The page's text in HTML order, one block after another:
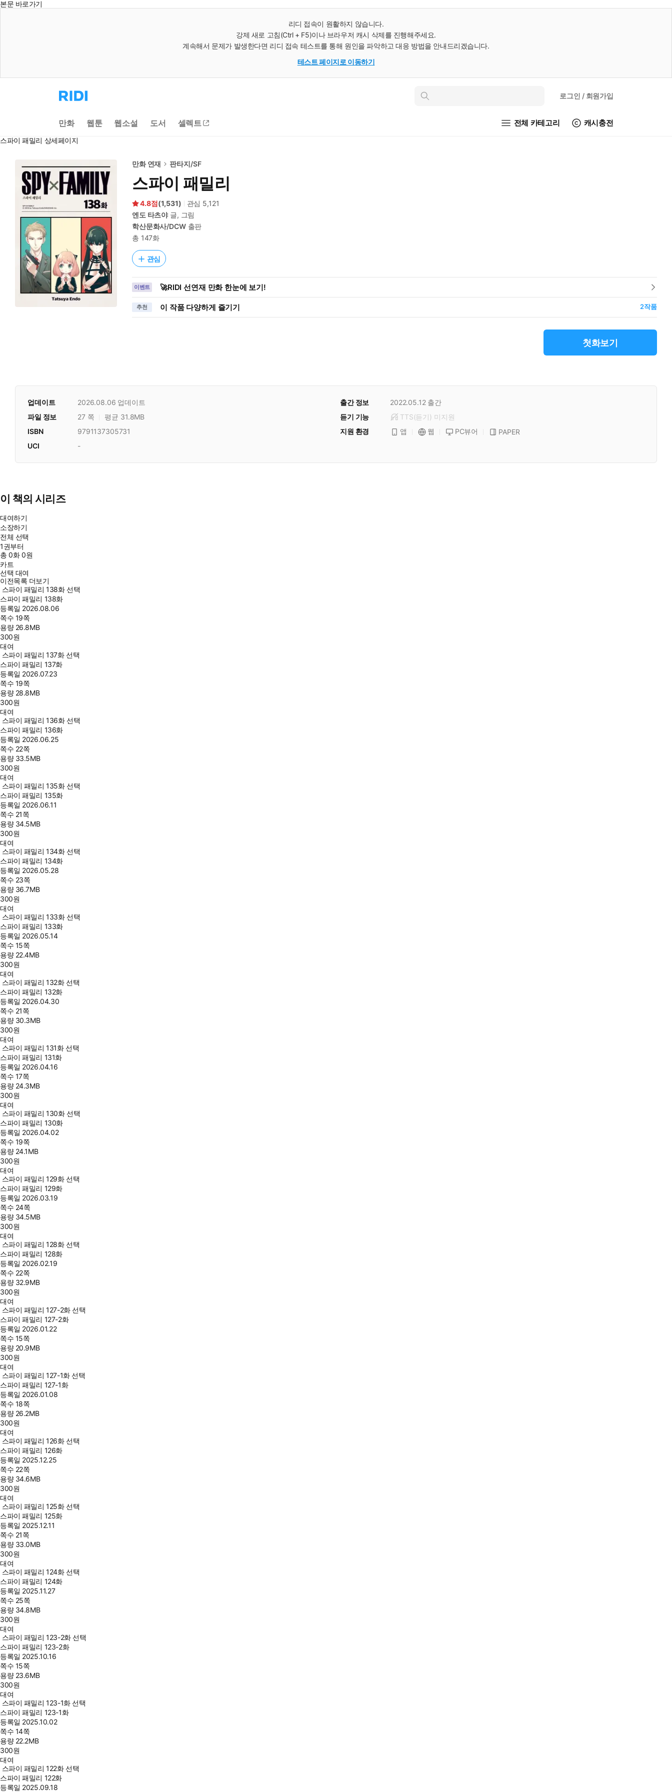
본문 바로가기
리디 접속이 원활하지 않습니다.
강제 새로 고침(Ctrl + F5)이나 브라우저 캐시 삭제를 진행해주세요.
계속해서 문제가 발생한다면 리디 접속 테스트를 통해 원인을 파악하고 대응 방법을 안내드리겠습니다.
테스트 페이지로 이동하기
리
디
으
로
동
인
로그인 / 회원가입
만화 웹툰 웹소설 도서 셀렉트 전체 카테고리 캐시충전
스파이 패밀리 상세페이지
만화 연재 판타지/SF
스파이 패밀리
4.8 (1,531) 관심 5,121
엔도 타츠야글, 그림
학산문화사/DCW출판
총 147화
관심
이벤트 🚀RIDI 선연재 만화 한눈에 보기!
추천 이 작품 다양하게 즐기기 2작품
첫화보기
업데이트 2026.08.06 업데이트 출간 정보 2022.05.12 출간
듣기 기능
TTS(듣기) 미지원
파일 정보 27 쪽
평균 31.8MB
지원 환경
앱 웹 PC뷰어 PAPER
ISBN
9791137305731
UCI
-
이 책의 시리즈
대여하기
소장하기
전체 선택
1권부터
총0화0원
카트
선택 대여
이전목록 더보기
스파이 패밀리 138화 선택
스파이 패밀리 138화
등록일 2026.08.06
쪽수 19쪽
용량 26.8MB
300원
대여
스파이 패밀리 137화 선택
스파이 패밀리 137화
등록일 2026.07.23
쪽수 19쪽
용량 28.8MB
300원
대여
스파이 패밀리 136화 선택
스파이 패밀리 136화
등록일 2026.06.25
쪽수 22쪽
용량 33.5MB
300원
대여
스파이 패밀리 135화 선택
스파이 패밀리 135화
등록일 2026.06.11
쪽수 21쪽
용량 34.5MB
300원
대여
스파이 패밀리 134화 선택
스파이 패밀리 134화
등록일 2026.05.28
쪽수 23쪽
용량 36.7MB
300원
대여
스파이 패밀리 133화 선택
스파이 패밀리 133화
등록일 2026.05.14
쪽수 15쪽
용량 22.4MB
300원
대여
스파이 패밀리 132화 선택
스파이 패밀리 132화
등록일 2026.04.30
쪽수 21쪽
용량 30.3MB
300원
대여
스파이 패밀리 131화 선택
스파이 패밀리 131화
등록일 2026.04.16
쪽수 17쪽
용량 24.3MB
300원
대여
스파이 패밀리 130화 선택
스파이 패밀리 130화
등록일 2026.04.02
쪽수 19쪽
용량 24.1MB
300원
대여
스파이 패밀리 129화 선택
스파이 패밀리 129화
등록일 2026.03.19
쪽수 24쪽
용량 34.5MB
300원
대여
스파이 패밀리 128화 선택
스파이 패밀리 128화
등록일 2026.02.19
쪽수 22쪽
용량 32.9MB
300원
대여
스파이 패밀리 127-2화 선택
스파이 패밀리 127-2화
등록일 2026.01.22
쪽수 15쪽
용량 20.9MB
300원
대여
스파이 패밀리 127-1화 선택
스파이 패밀리 127-1화
등록일 2026.01.08
쪽수 18쪽
용량 26.2MB
300원
대여
스파이 패밀리 126화 선택
스파이 패밀리 126화
등록일 2025.12.25
쪽수 22쪽
용량 34.6MB
300원
대여
스파이 패밀리 125화 선택
스파이 패밀리 125화
등록일 2025.12.11
쪽수 21쪽
용량 33.0MB
300원
대여
스파이 패밀리 124화 선택
스파이 패밀리 124화
등록일 2025.11.27
쪽수 25쪽
용량 34.8MB
300원
대여
스파이 패밀리 123-2화 선택
스파이 패밀리 123-2화
등록일 2025.10.16
쪽수 15쪽
용량 23.6MB
300원
대여
스파이 패밀리 123-1화 선택
스파이 패밀리 123-1화
등록일 2025.10.02
쪽수 14쪽
용량 22.2MB
300원
대여
스파이 패밀리 122화 선택
스파이 패밀리 122화
등록일 2025.09.18